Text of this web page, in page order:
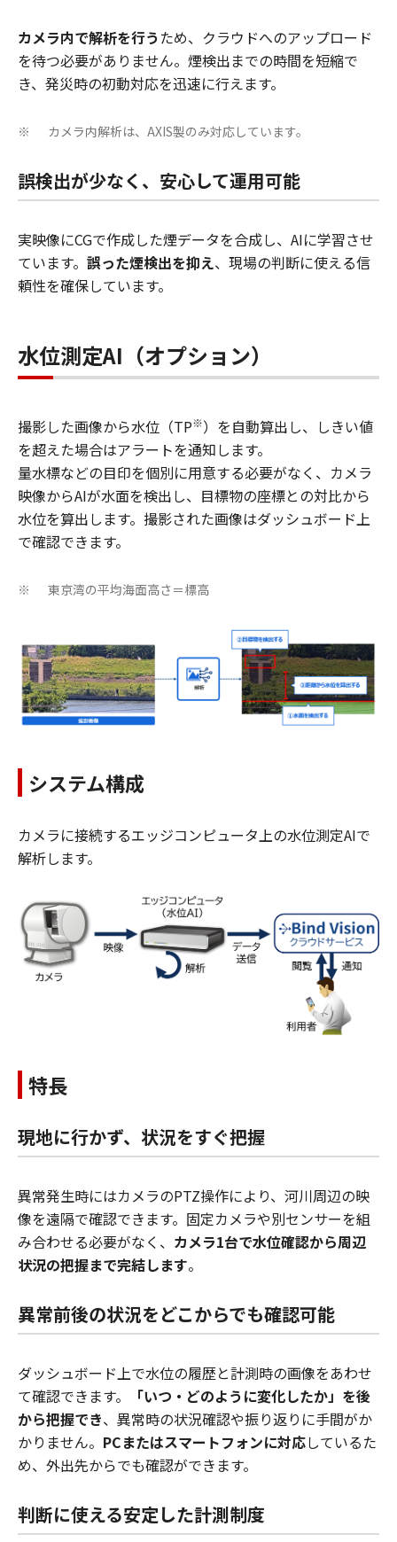
カメラ内で解析を行う ため、クラウドへのアップロード
を待つ必要がありません。煙検出までの時間を短縮で
き、発災時の初動対応を迅速に行えます。
※ カメラ内解析は、AXIS製のみ対応しています。
誤検出が少なく、安心して運用可能
実映像にCGで作成した煙データを合成し、AIに学習させ
ています。 誤った煙検出を抑え、現場の判断に使える信
頼性を確保しています。
水位測定AI（オプション）
撮影した画像から水位（TP※）を自動算出し、しきい値
を超えた場合はアラートを通知します。
​量水標などの目印を個別に用意する必要がなく、カメラ
映像からAIが水面を検出し、目標物の座標との対比から
水位を算出します。撮影された画像はダッシュボード上
で確認できます。
※ 東京湾の平均海面高さ＝標高
システム構成
カメラに接続するエッジコンピュータ上の水位測定AIで
解析します。
特長
現地に行かず、状況をすぐ把握
異常発生時にはカメラのPTZ操作により、河川周辺の映
像を遠隔で確認できます。固定カメラや別センサーを組
み合わせる必要がなく、 カメラ1台で水位確認から周辺
状況の把握まで完結します。
異常前後の状況をどこからでも確認可能
ダッシュボード上で水位の履歴と計測時の画像をあわせ
て確認できます。
「いつ・どのように変化したか」を後
から把握でき、異常時の状況確認や振り返りに手間がか
かりません。 PCまたはスマートフォンに対応しているた
め、外出先からでも確認ができます。
判断に使える安定した計測制度